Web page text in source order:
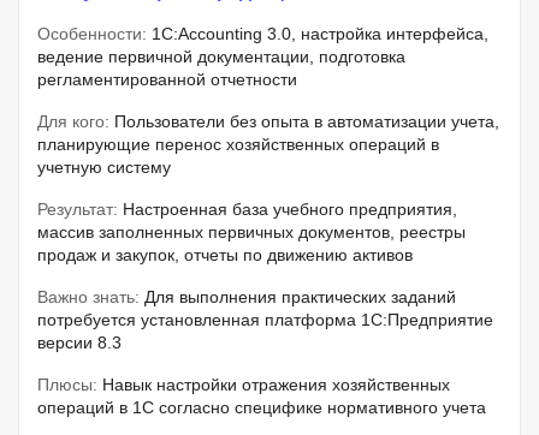
Особенности: 1C:Accounting 3.0, настройка интерфейса,
ведение первичной документации, подготовка
регламентированной отчетности
Для кого: Пользователи без опыта в автоматизации учета,
планирующие перенос хозяйственных операций в
учетную систему
Результат: Настроенная база учебного предприятия,
массив заполненных первичных документов, реестры
продаж и закупок, отчеты по движению активов
Важно знать: Для выполнения практических заданий
потребуется установленная платформа 1C:Предприятие
версии 8.3
Плюсы: Навык настройки отражения хозяйственных
операций в 1С согласно специфике нормативного учета